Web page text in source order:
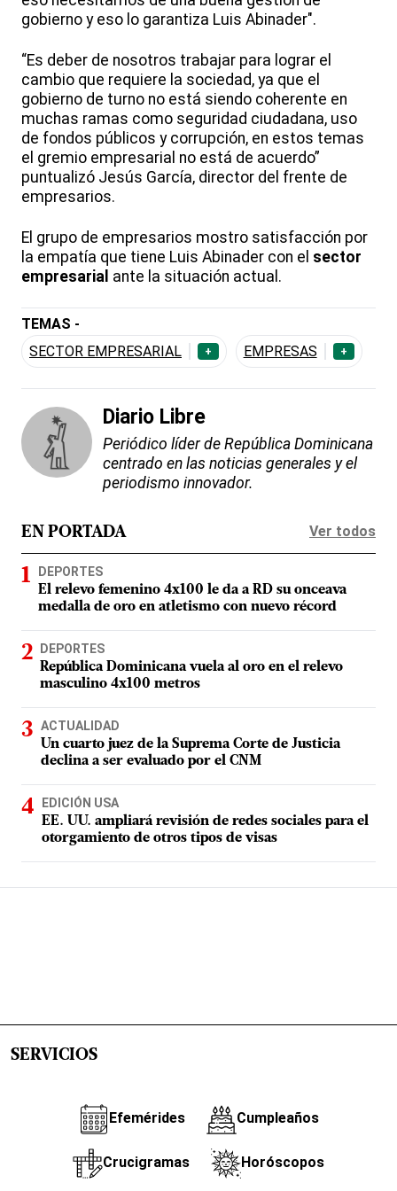
gobierno y eso lo garantiza Luis Abinader".
“Es deber de nosotros trabajar para lograr el
cambio que requiere la sociedad, ya que el
gobierno de turno no está siendo coherente en
muchas ramas como seguridad ciudadana, uso
de fondos públicos y corrupción, en estos temas
el gremio empresarial no está de acuerdo”
puntualizó Jesús García, director del frente de
empresarios.
El grupo de empresarios mostro satisfacción por
la empatía que tiene Luis Abinader con el sector
empresarial ante la situación actual.
TEMAS -
SECTOR EMPRESARIAL
+ EMPRESAS +
Diario Libre
Periódico líder de República Dominicana
centrado en las noticias generales y el
periodismo innovador.
EN PORTADA Ver todos
DEPORTES
El relevo femenino 4x100 le da a RD su onceava
medalla de oro en atletismo con nuevo récord
DEPORTES
República Dominicana vuela al oro en el relevo
masculino 4x100 metros
ACTUALIDAD
Un cuarto juez de la Suprema Corte de Justicia
declina a ser evaluado por el CNM
EDICIÓN USA
EE. UU. ampliará revisión de redes sociales para el
otorgamiento de otros tipos de visas
SERVICIOS
Efemérides Cumpleaños
Crucigramas Horóscopos